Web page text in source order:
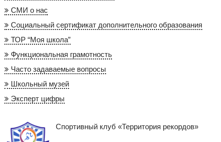
СМИ о нас
Социальный сертификат дополнительного образования
ТОР “Моя школа”
Функциональная грамотность
Часто задаваемые вопросы
Школьный музей
Эксперт цифры
Спортивный клуб «Территория рекордов»